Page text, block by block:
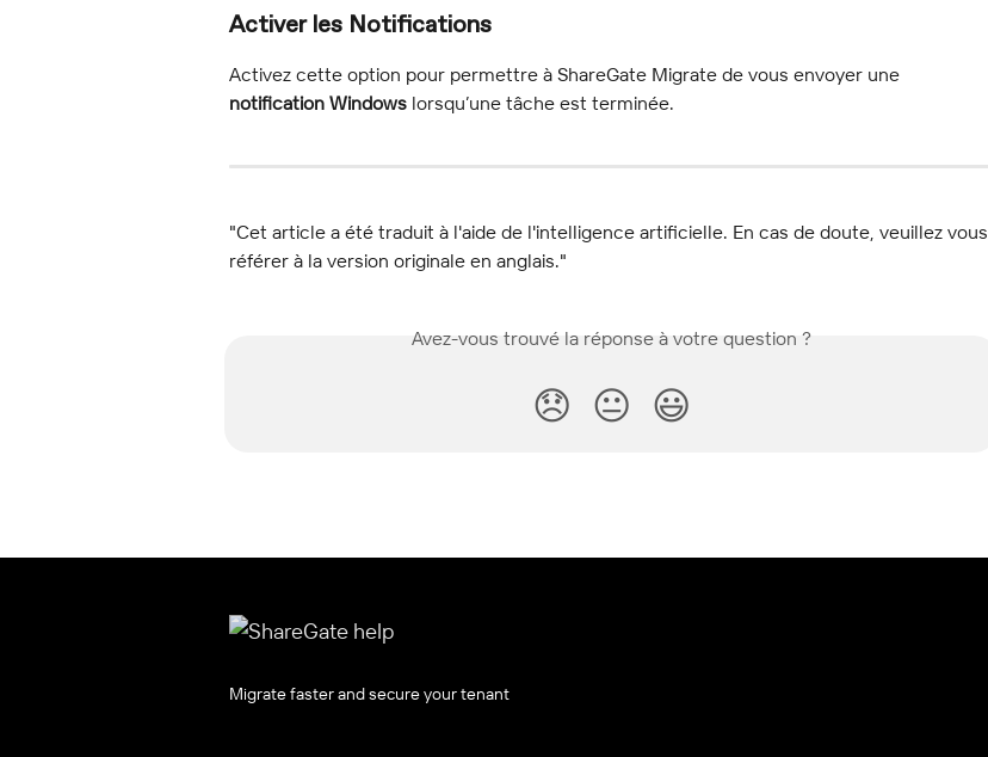
Activer les Notifications
Activez cette option pour permettre à ShareGate Migrate de vous envoyer une
notification Windows lorsqu’une tâche est terminée.
"Cet article a été traduit à l'aide de l'intelligence artificielle. En cas de doute, veuillez vous
référer à la version originale en anglais."
Avez-vous trouvé la réponse à votre question ?
😞 😐 😃
Migrate faster and secure your tenant